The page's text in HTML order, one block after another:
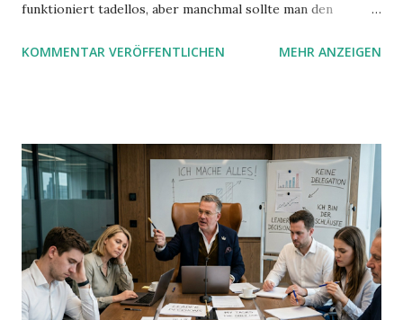
funktioniert tadellos, aber manchmal sollte man den
mit UND oder ODER oder NICHT... Das geht so einfach,
KOMMENTAR VERÖFFENTLICHEN MEHR ANZEIGEN